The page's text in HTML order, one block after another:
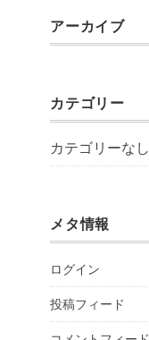
アーカイブ
カテゴリー
カテゴリーなし
メタ情報
ログイン
投稿フィード